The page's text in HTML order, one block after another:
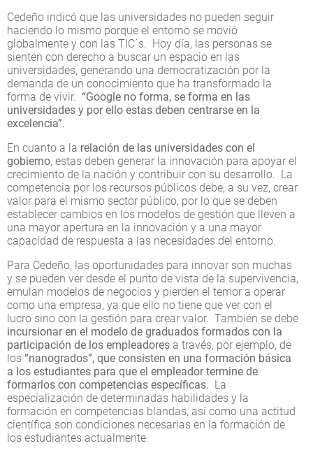
Cedeño indicó que las universidades no pueden seguir
haciendo lo mismo porque el entorno se movió
globalmente y con las TIC´s. Hoy día, las personas se
sienten con derecho a buscar un espacio en las
universidades, generando una democratización por la
demanda de un conocimiento que ha transformado la
forma de vivir. “Google no forma, se forma en las
universidades y por ello estas deben centrarse en la
excelencia”.
En cuanto a la relación de las universidades con el
gobierno, estas deben generar la innovación para apoyar el
crecimiento de la nación y contribuir con su desarrollo. La
competencia por los recursos públicos debe, a su vez, crear
valor para el mismo sector público, por lo que se deben
establecer cambios en los modelos de gestión que lleven a
una mayor apertura en la innovación y a una mayor
capacidad de respuesta a las necesidades del entorno.
Para Cedeño, las oportunidades para innovar son muchas
y se pueden ver desde el punto de vista de la supervivencia,
emulan modelos de negocios y pierden el temor a operar
como una empresa, ya que ello no tiene que ver con el
lucro sino con la gestión para crear valor. También se debe
incursionar en el modelo de graduados formados con la
participación de los empleadores a través, por ejemplo, de
los “nanogrados”, que consisten en una formación básica
a los estudiantes para que el empleador termine de
formarlos con competencias específicas. La
especialización de determinadas habilidades y la
formación en competencias blandas, así como una actitud
científica son condiciones necesarias en la formación de
los estudiantes actualmente.